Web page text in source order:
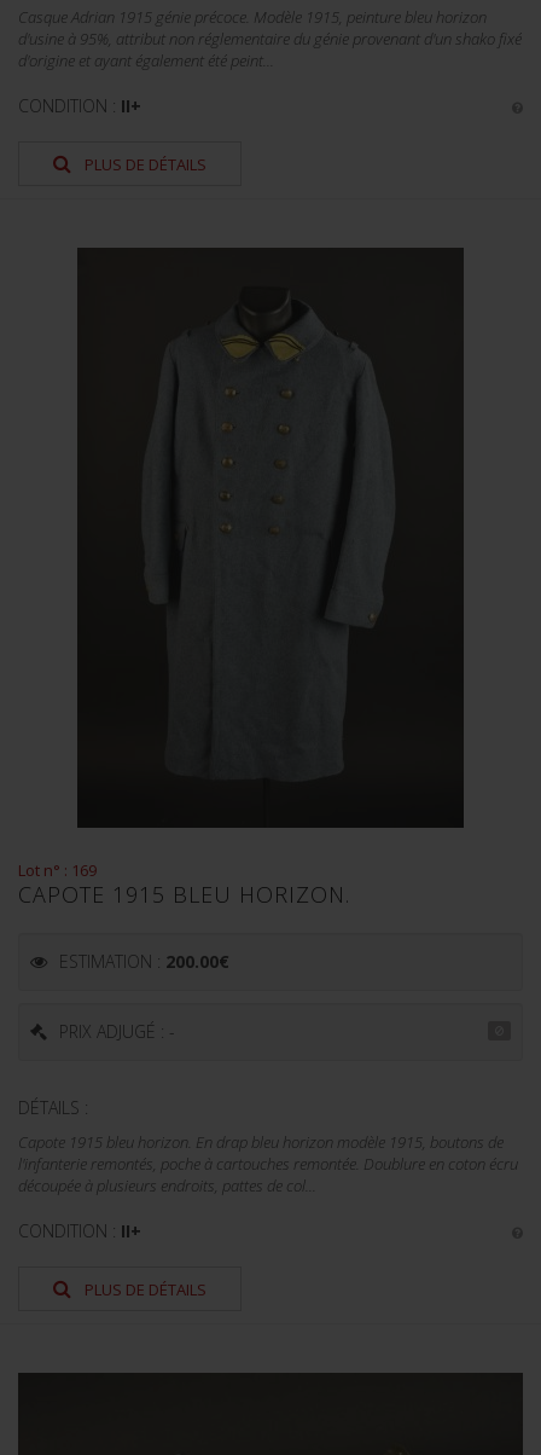
Casque Adrian 1915 génie précoce. Modèle 1915, peinture bleu horizon
d'usine à 95%, attribut non réglementaire du génie provenant d'un shako fixé
d'origine et ayant également été peint...
CONDITION : II+
PLUS DE DÉTAILS
Lot n° : 169
CAPOTE 1915 BLEU HORIZON.
ESTIMATION : 200.00€
PRIX ADJUGÉ : -
DÉTAILS :
Capote 1915 bleu horizon. En drap bleu horizon modèle 1915, boutons de
l'infanterie remontés, poche à cartouches remontée. Doublure en coton écru
découpée à plusieurs endroits, pattes de col...
CONDITION : II+
PLUS DE DÉTAILS